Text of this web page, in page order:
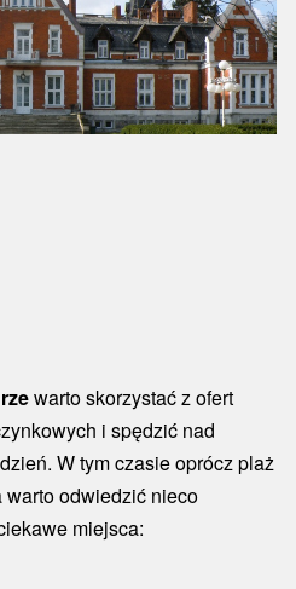
warto skorzystać z ofert
i spędzić nad
W tym czasie oprócz plaż
warto odwiedzić nieco
miejsca: